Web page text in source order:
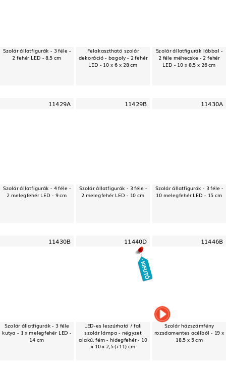
Szolár állatfigurák - 3 féle -
2 fehér LED - 8,5 cm
Felakasztható szolár
dekoráció - bagoly - 2 fehér
LED - 10 x 6 x 28 cm
Szolár állatfigurák lábbal -
2 féle méhecske - 2 fehér
LED - 10 x 8,5 x 26 cm
11429A
Szolár állatfigurák - 4 féle -
2 melegfehér LED - 9 cm
11429B
Szolár állatfigurák - 3 féle -
2 melegfehér LED - 10 cm
11430A
Szolár állatfigurák - 3 féle -
10 melegfehér LED - 15 cm
11430B
Szolár állatfigurák - 3 féle
kutya - 1 x melegfehér LED -
14 cm
11440D
LED-es leszúrható / fali
szolár lámpa - négyzet
alakú, fém - hidegfehér - 10
x 10 x 2,5 (+11) cm
11446B
Szolár házszámfény
rozsdamentes acélból - 19 x
18,5 x 5 cm